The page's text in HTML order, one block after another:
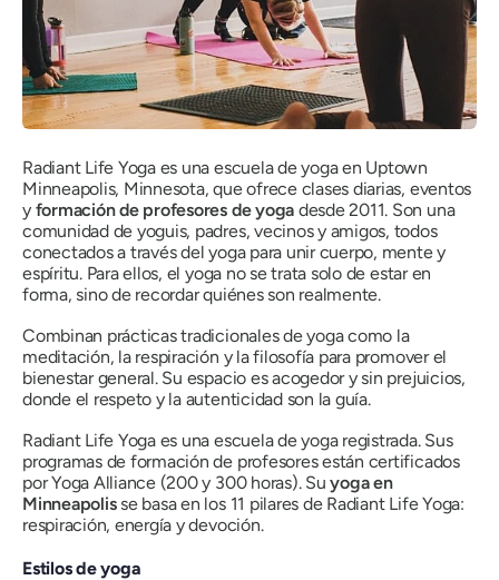
Radiant Life Yoga es una escuela de yoga en Uptown
Minneapolis, Minnesota, que ofrece clases diarias, eventos
y formación de profesores de yoga desde 2011. Son una
comunidad de yoguis, padres, vecinos y amigos, todos
conectados a través del yoga para unir cuerpo, mente y
espíritu. Para ellos, el yoga no se trata solo de estar en
forma, sino de recordar quiénes son realmente.
Combinan prácticas tradicionales de yoga como la
meditación, la respiración y la filosofía para promover el
bienestar general. Su espacio es acogedor y sin prejuicios,
donde el respeto y la autenticidad son la guía.
Radiant Life Yoga es una escuela de yoga registrada. Sus
programas de formación de profesores están certificados
por Yoga Alliance (200 y 300 horas). Suyoga en
Minneapolisse basa en los 11 pilares de Radiant Life Yoga:
respiración, energía y devoción.
Estilos de yoga